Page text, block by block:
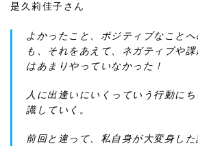
是久莉佳子さん
よかったこと、ポジティブなこと
も、それをあえて、ネガティブや
はあまりやっていなかった！
人に出逢いにいくっていう行動に
識していく。
前回と違って、私自身が大変身し